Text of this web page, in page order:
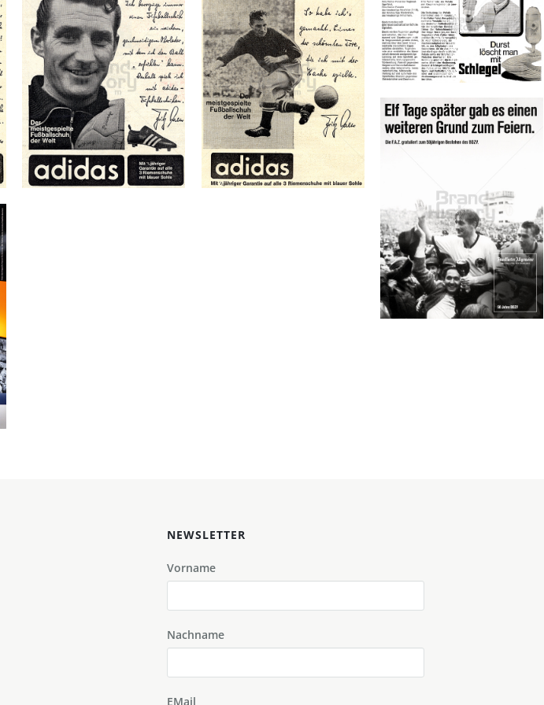
adidas
adidas-Salomon AG
1963
Bild-ID: 71835
adidas
adidas-Salomon AG
1963
Bild-ID: 71836
Schlegel Bier
1968
Bild-ID: 70127
Frankfurter
Allgemeine Zeitung
Frankfurter
Allgemeine Zeitung
2004
Bild-ID: 30910
NEWSLETTER
Vorname
Nachname
EMail